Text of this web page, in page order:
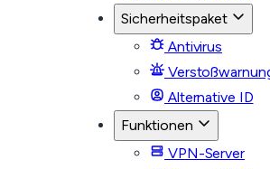
Sicherheitspaket
Antivirus
Alternative ID
Funktionen
VPN-Server